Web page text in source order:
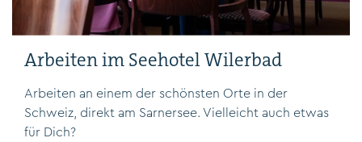
Arbeiten im Seehotel Wilerbad
Arbeiten an einem der schönsten Orte in der
Schweiz, direkt am Sarnersee. Vielleicht auch etwas
für Dich?